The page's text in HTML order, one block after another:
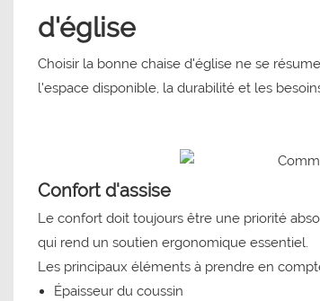
d'église
Choisir la bonne chaise d'église ne se
l'espace disponible, la durabilité et les
Confort d'assise
Le confort doit toujours être une priorité
qui rend un soutien ergonomique essentiel.
Les principaux éléments à prendre en
Épaisseur du coussin